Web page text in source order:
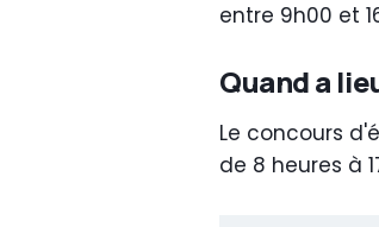
entre 9h00 et
Quand a
Le concours
de 8 heures à